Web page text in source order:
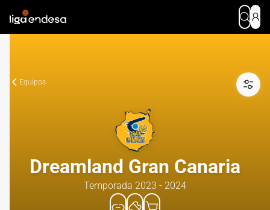
Equipos
Dreamland Gran Canaria
Temporada 2023 - 2024